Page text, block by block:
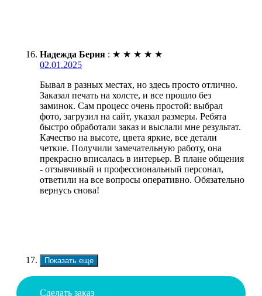
Надежда Берия : ★ ★ ★ ★ ★
02.01.2025
Бывал в разных местах, но здесь просто отлично.
Заказал печать на холсте, и все прошло без
заминок. Сам процесс очень простой: выбрал
фото, загрузил на сайт, указал размеры. Ребята
быстро обработали заказ и выслали мне результат.
Качество на высоте, цвета яркие, все детали
четкие. Получили замечательную работу, она
прекрасно вписалась в интерьер. В плане общения
- отзывчивый и профессиональный персонал,
ответили на все вопросы оперативно. Обязательно
вернусь снова!
Показать еще
Сделать заказ